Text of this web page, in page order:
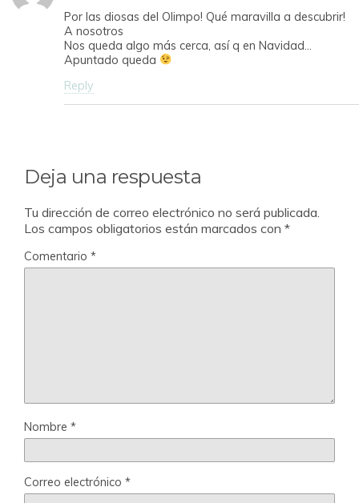
Por las diosas del Olimpo! Qué maravilla a descubrir!
A nosotros
Nos queda algo más cerca, así q en Navidad…
Apuntado queda
Reply
Deja una respuesta
Tu dirección de correo electrónico no será publicada.
Los campos obligatorios están marcados con *
Comentario *
Nombre *
Correo electrónico *